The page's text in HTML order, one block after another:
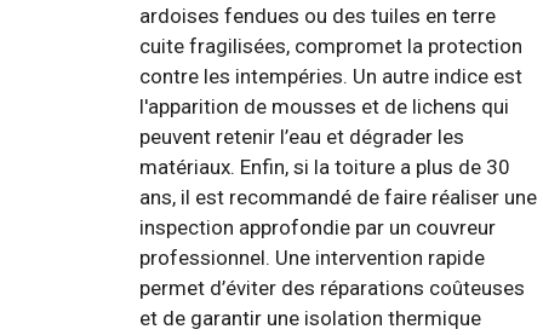
ardoises fendues ou des tuiles en terre
cuite fragilisées, compromet la protection
contre les intempéries. Un autre indice est
l'apparition de mousses et de lichens qui
peuvent retenir l’eau et dégrader les
matériaux. Enfin, si la toiture a plus de 30
ans, il est recommandé de faire réaliser une
inspection approfondie par un couvreur
professionnel. Une intervention rapide
permet d’éviter des réparations coûteuses
et de garantir une isolation thermique